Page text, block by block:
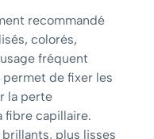
recommandé
colorés,
fréquent
permet de fixer les
la perte
fibre capillaire.
plus lisses